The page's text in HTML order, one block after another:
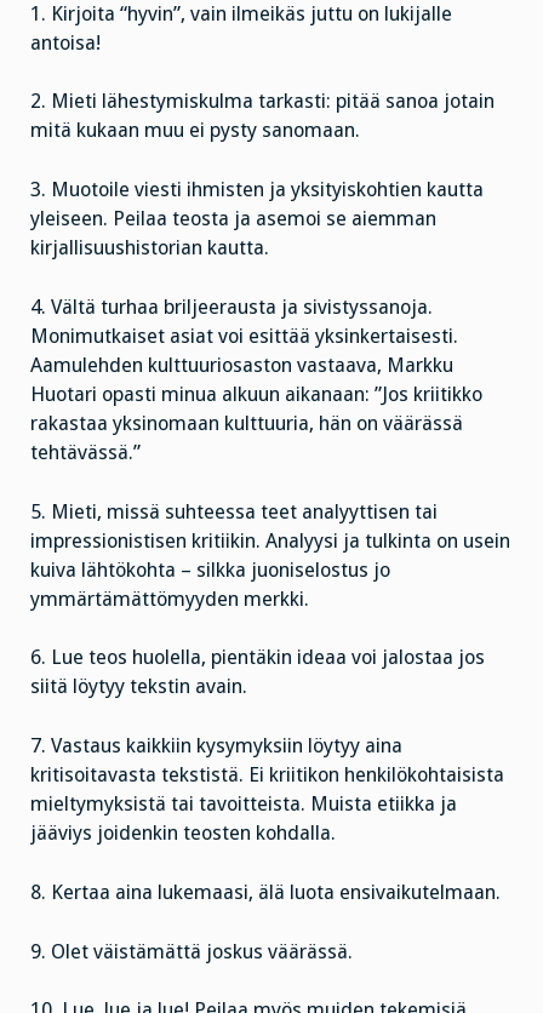
1. Kirjoita “hyvin”, vain ilmeikäs juttu on lukijalle
antoisa!
2. Mieti lähestymiskulma tarkasti: pitää sanoa jotain
mitä kukaan muu ei pysty sanomaan.
3. Muotoile viesti ihmisten ja yksityiskohtien kautta
yleiseen. Peilaa teosta ja asemoi se aiemman
kirjallisuushistorian kautta.
4. Vältä turhaa briljeerausta ja sivistyssanoja.
Monimutkaiset asiat voi esittää yksinkertaisesti.
Aamulehden kulttuuriosaston vastaava, Markku
Huotari opasti minua alkuun aikanaan: ”Jos kriitikko
rakastaa yksinomaan kulttuuria, hän on väärässä
tehtävässä.”
5. Mieti, missä suhteessa teet analyyttisen tai
impressionistisen kritiikin. Analyysi ja tulkinta on usein
kuiva lähtökohta – silkka juoniselostus jo
ymmärtämättömyyden merkki.
6. Lue teos huolella, pientäkin ideaa voi jalostaa jos
siitä löytyy tekstin avain.
7. Vastaus kaikkiin kysymyksiin löytyy aina
kritisoitavasta tekstistä. Ei kriitikon henkilökohtaisista
mieltymyksistä tai tavoitteista. Muista etiikka ja
jääviys joidenkin teosten kohdalla.
8. Kertaa aina lukemaasi, älä luota ensivaikutelmaan.
9. Olet väistämättä joskus väärässä.